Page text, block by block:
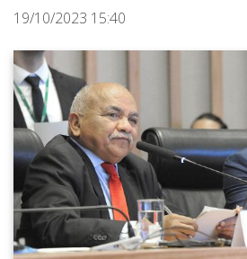
19/10/2023 15:40